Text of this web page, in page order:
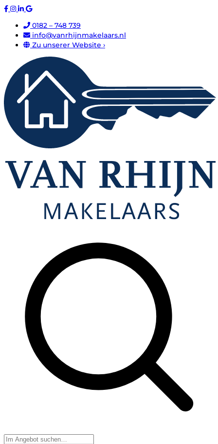
0182 – 748 739
info@vanrhijnmakelaars.nl
Zu unserer Website ›